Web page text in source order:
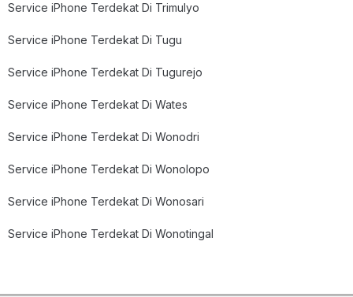
Service iPhone Terdekat Di Trimulyo
Service iPhone Terdekat Di Tugu
Service iPhone Terdekat Di Tugurejo
Service iPhone Terdekat Di Wates
Service iPhone Terdekat Di Wonodri
Service iPhone Terdekat Di Wonolopo
Service iPhone Terdekat Di Wonosari
Service iPhone Terdekat Di Wonotingal